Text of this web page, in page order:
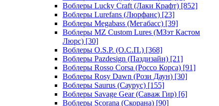
Воблеры Lucky Craft (Лаки Крафт) [852]
Воблеры Lurefans (Люрфанс) [23]
Воблеры Megabass (Мегабасс) [39]
Воблеры MZ Custom Lures (МЗэт Кастом
Люрс) [30]
Воблеры O.S.P. (О.С.П.) [368]
Воблеры Pazdesign (Паздизайн) [21]
Воблеры Rosso Corsa (Россо Корса) [91]
Воблеры Rosy Dawn (Рози Даун) [30]
Воблеры Saurus (Саурус) [155]
Воблеры Savage Gear (Саваж Гир) [6]
Воблеры Scorana (Скорана) [90]